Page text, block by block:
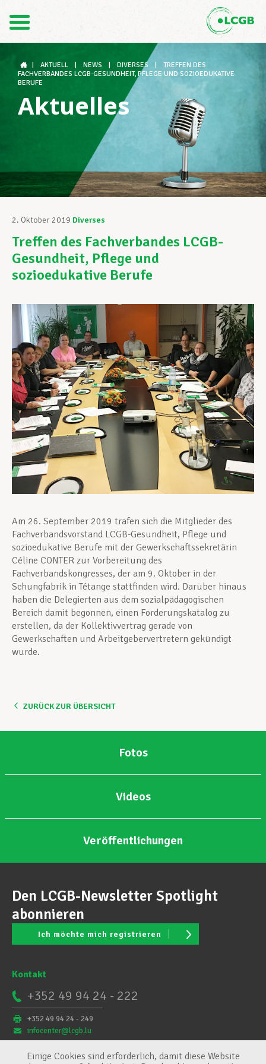
FR
Der LCGB
Gewerkschaftsstrukturen
Unterstützung im Arbeitsalltag
Ihre Rechte
Berufliche Weiterentwicklung
Mitglied werden
Aktuell
AKTUELL NEWS DIVERSES
TREFFEN DES
FACHVERBANDES LCGB-GESUNDHEIT, PFLEGE UND SOZIOEDUKATIVE
BERUFE
Aktuelles
2. Oktober 2019 Diverses
Treffen des Fachverbandes LCGB-
Gesundheit, Pflege und
sozioedukative Berufe
Am 26. September 2019 trafen sich die Mitglieder des
Fachverbandsvorstand LCGB-Gesundheit, Pflege und
sozioedukative Berufe mit der Gewerkschaftssekretärin
Céline CONTER zur Vorbereitung des
Fachverbandskongresses, der am 9. Oktober in der
Schungfabrik in Tétange stattfinden wird. Darüber hinaus
haben die Delegierten aus dem sozialpädagogischen
Bereich damit begonnen, einen Forderungskatalog zu
erstellen, da der Kollektivvertrag gerade von
Gewerkschaften und Arbeitgebervertretern gekündigt
wurde.
ZURÜCK ZUR ÜBERSICHT
Fotos
Videos
Veröffentlichungen
Den LCGB-Newsletter Spotlight
abonnieren
Ich möchte mich registrieren
Kontakt
+352 49 94 24 - 222
+352 49 94 24 - 249
infocenter@lcgb.lu
Einige Cookies sind erforderlich, damit diese Website